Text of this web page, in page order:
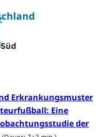
Erkrankungsmuster
Eine
der